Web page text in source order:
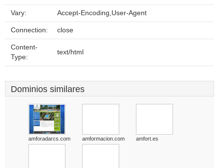
Vary: Accept-Encoding,User-Agent
Connection: close
Content-
Type:
text/html
Dominios similares
amforadarcs.com amformacion.com amfort.es